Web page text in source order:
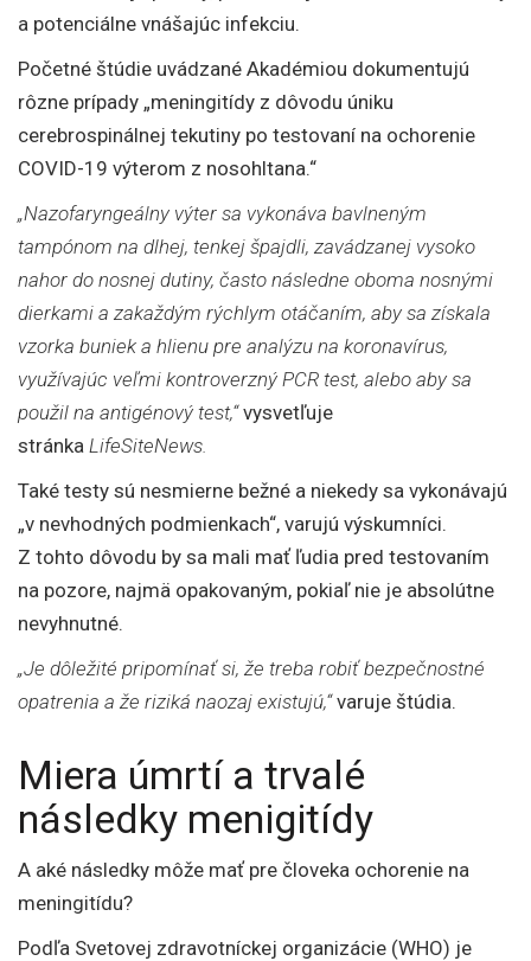
a potenciálne vnášajúc infekciu.
Početné štúdie uvádzané Akadémiou dokumentujú
rôzne prípady „meningitídy z dôvodu úniku
cerebrospinálnej tekutiny po testovaní na ochorenie
COVID-19 výterom z nosohltana.“
„Nazofaryngeálny výter sa vykonáva bavlneným
tampónom na dlhej, tenkej špajdli, zavádzanej vysoko
nahor do nosnej dutiny, často následne oboma nosnými
dierkami a zakaždým rýchlym otáčaním, aby sa získala
vzorka buniek a hlienu pre analýzu na koronavírus,
využívajúc veľmi kontroverzný PCR test, alebo aby sa
použil na antigénový test,“vysvetľuje
stránka LifeSiteNews.
Také testy sú nesmierne bežné a niekedy sa vykonávajú
„v nevhodných podmienkach“, varujú výskumníci.
Z tohto dôvodu by sa mali mať ľudia pred testovaním
na pozore, najmä opakovaným, pokiaľ nie je absolútne
nevyhnutné.
„Je dôležité pripomínať si, že treba robiť bezpečnostné
opatrenia a že riziká naozaj existujú,“varuje štúdia.
Miera úmrtí a trvalé
následky menigitídy
A aké následky môže mať pre človeka ochorenie na
meningitídu?
Podľa Svetovej zdravotníckej organizácie (WHO) je